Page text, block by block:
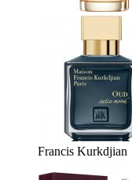
Francis Kurkdjian